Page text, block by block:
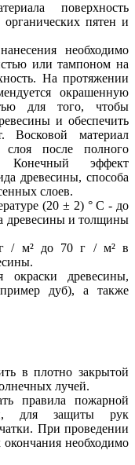
поверхность
пятен и
необходимо
или тампоном на
На протяжении
окрашенную
для того, чтобы
и обеспечить
Восковой материал
слоя после полного
Конечный эффект
древесины, способа
слоев.
(20 ± 2) ° С - до
древесины и толщины
г / м² до 70 г / м² в
древесины,
дуб), а также
в плотно закрытой
лучей.
правила пожарной
для защиты рук
При проведении
необходимо